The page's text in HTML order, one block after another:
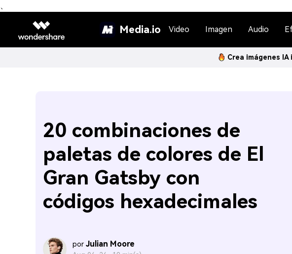
、
Media.io Video Imagen Audio
Crea imágenes
20 combinaciones de
paletas de colores de El
Gran Gatsby con
códigos hexadecimales
por Julian Moore